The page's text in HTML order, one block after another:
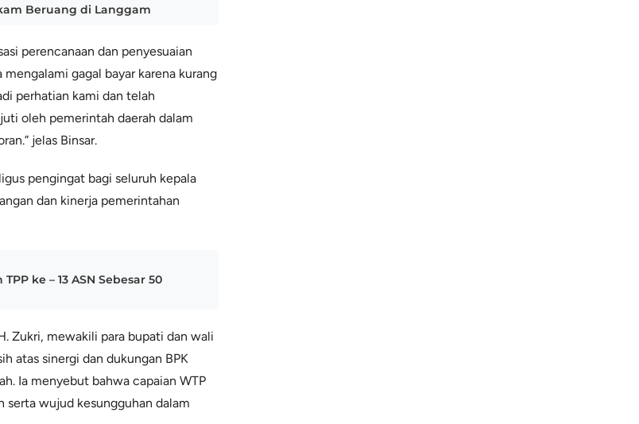
Beruang di Langgam
perencanaan dan penyesuaian
gagal bayar karena kurang
perhatian kami dan telah
oleh pemerintah daerah dalam
jelas Binsar.
pengingat bagi seluruh kepala
dan kinerja pemerintahan
ke – 13 ASN Sebesar 50
Zukri, mewakili para bupati dan wali
atas sinergi dan dukungan BPK
Ia menyebut bahwa capaian WTP
serta wujud kesungguhan dalam